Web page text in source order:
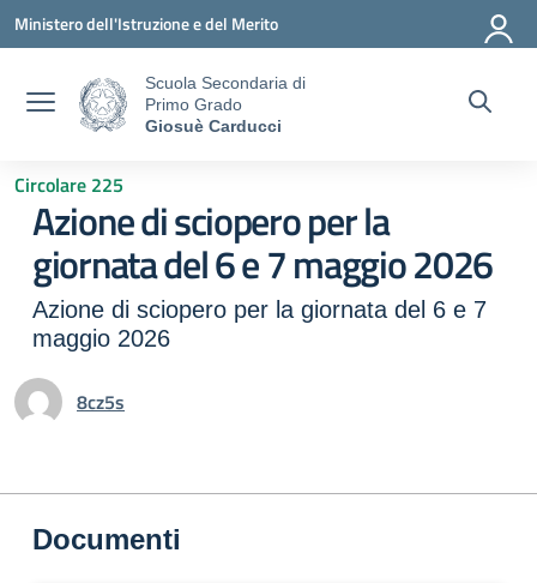
Vai ai contenuti
Vai al menu di navigazione
Vai al footer
Ministero dell'Istruzione e del Merito
Scuola Secondaria di
Primo Grado
Giosuè Carducci
Circolare 225
Azione di sciopero per la
giornata del 6 e 7 maggio 2026
Azione di sciopero per la giornata del 6 e 7
maggio 2026
8cz5s
Documenti